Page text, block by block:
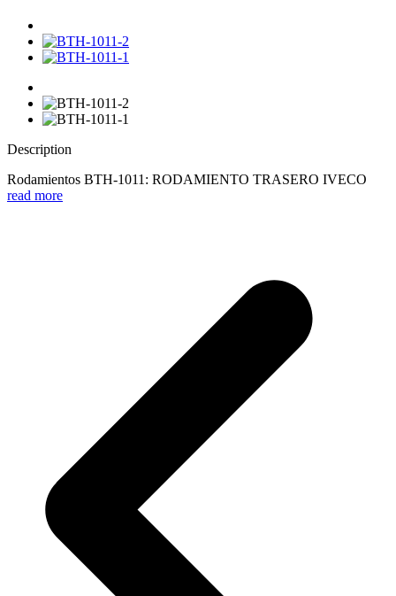
Description
Rodamientos BTH-1011: RODAMIENTO TRASERO IVECO
read more